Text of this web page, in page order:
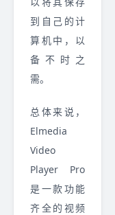
到自己的计
算机中，以
备不时之
需。
总体来说，
Elmedia
Video
Player Pro
是一款功能
齐全的视频